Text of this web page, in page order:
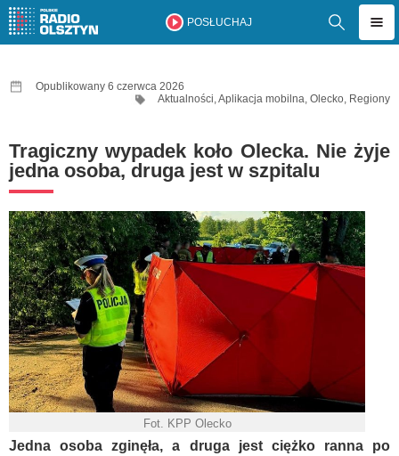
POSŁUCHAJ
Opublikowany 6 czerwca 2026
Aktualności,Aplikacja mobilna, Olecko, Regiony
Tragiczny wypadek koło Olecka. Nie żyje
jedna osoba, druga jest w szpitalu
Fot. KPP Olecko
Jedna osoba zginęła, a druga jest ciężko ranna po